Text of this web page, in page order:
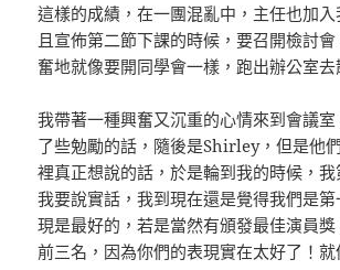
這樣的成績，在一團混亂中，主任也加
且宣佈第二節下課的時候，要召開檢討
奮地就像要開同學會一樣，跑出辦公室去
我帶著一種興奮又沉重的心情來到會議
了些勉勵的話，隨後是Shirley，但是他
裡真正想說的話，於是輪到我的時候，我
我要說實話，我到現在還是覺得我們是
現是最好的，若是當然有頒發最佳演員
前三名，因為你們的表現實在太好了！